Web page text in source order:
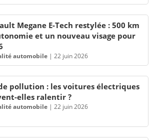
Megane E-Tech restylée : 500 km
et un nouveau visage pour
automobile | 22 juin 2026
pollution : les voitures électriques
elles ralentir ?
automobile | 22 juin 2026